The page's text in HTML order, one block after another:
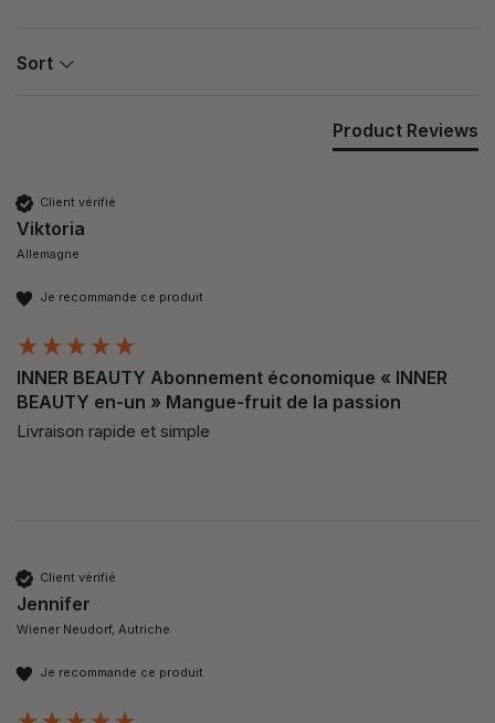
Sort
Product Reviews
Client vérifié
Viktoria
Allemagne
Je recommande ce produit
INNER BEAUTY Abonnement économique « INNER
BEAUTY en-un » Mangue-fruit de la passion
Livraison rapide et simple
Client vérifié
Jennifer
Wiener Neudorf, Autriche
Je recommande ce produit